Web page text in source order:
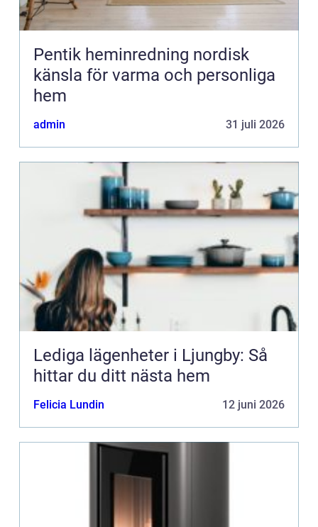
Pentik heminredning nordisk
känsla för varma och personliga
hem
admin 31 juli 2026
Lediga lägenheter i Ljungby: Så
hittar du ditt nästa hem
Felicia Lundin 12 juni 2026